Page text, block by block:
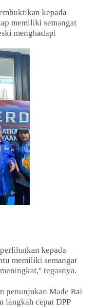
kepada
memiliki semangat
menghadapi
kepada
memiliki semangat
tegasnya.
penunjukan Made Rai
langkah cepat DPP